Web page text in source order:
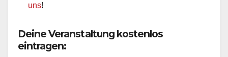
uns!
Deine Veranstaltung kostenlos
eintragen: